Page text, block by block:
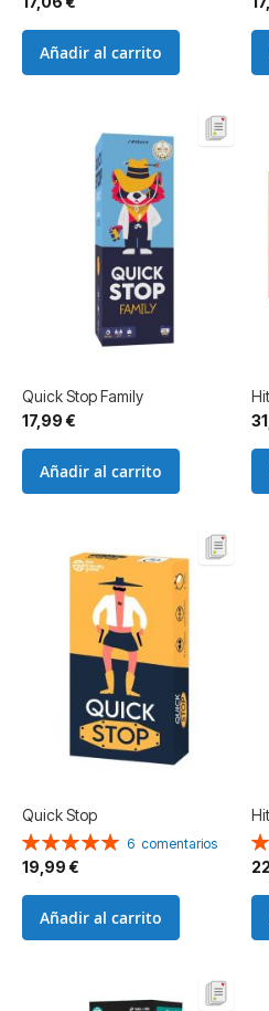
Añadir al carrito
Quick Stop Family
17,99 €
Añadir al carrito
Quick Stop
Valoración:
100%
6 comentarios
19,99 €
Añadir al carrito